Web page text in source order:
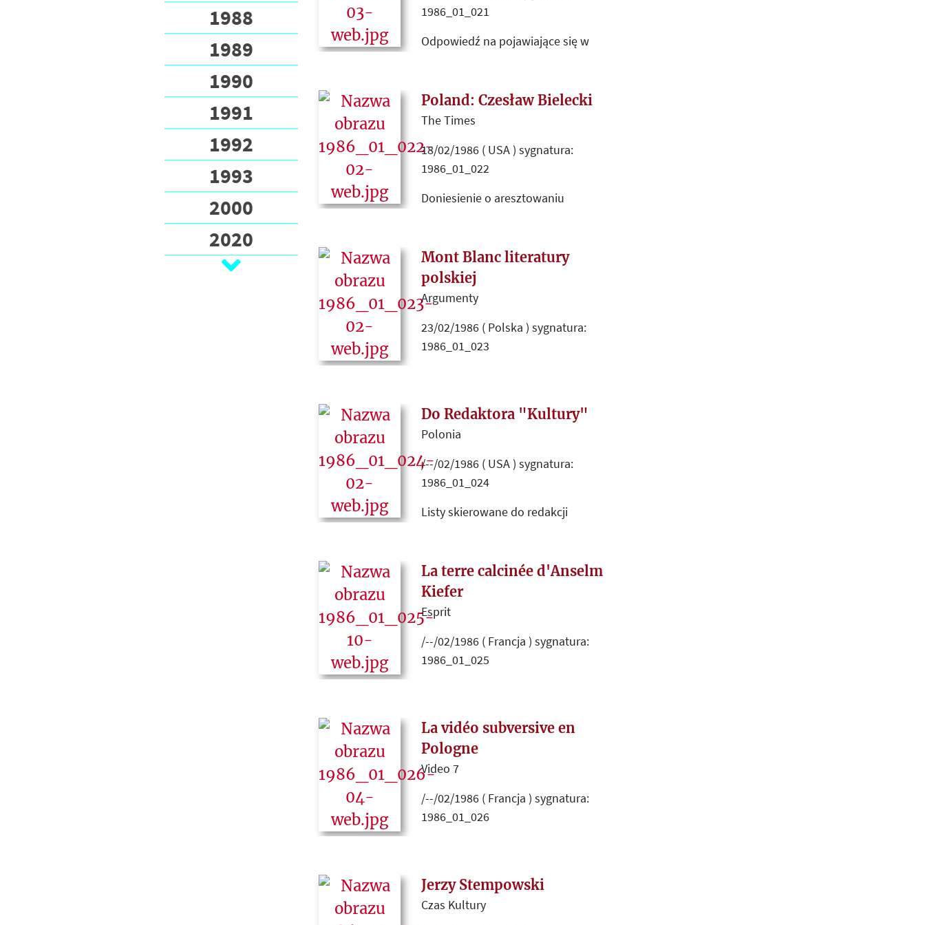
1988
1989
1990
1991
1992
1993
2000
2020
2021
1986_01_021
Odpowiedź na pojawiające się w
paczkach z darami, precyzująca, że
jest to literatura wroga wyłącznie
Poland: Czesław Bielecki
The Times
18/02/1986 ( USA ) sygnatura:
1986_01_022
Doniesienie o aresztowaniu
Mont Blanc literatury
polskiej
Argumenty
23/02/1986 ( Polska ) sygnatura:
1986_01_023
Rozmowy polskie latem 1983,
wydanej przez Instytut Literacki.
Do Redaktora "Kultury"
Polonia
/--/02/1986 ( USA ) sygnatura:
1986_01_024
Listy skierowane do redakcji
przeciwko Ludwikowi Frendlowi,
opublikowanego w numerze
"Kultury" z listopada 1985 roku.
La terre calcinée d'Anselm
Kiefer
Esprit
/--/02/1986 ( Francja ) sygnatura:
1986_01_025
spalonej ziemi, traktującego o
malarzu Anselmie Kieferze.
Oryginał ukazał się w numerze
"Kultury" z września 1984 roku.
La vidéo subversive en
Pologne
Video 7
/--/02/1986 ( Francja ) sygnatura:
1986_01_026
o filmie na temat "Kultury".
Jerzy Stempowski
Czas Kultury